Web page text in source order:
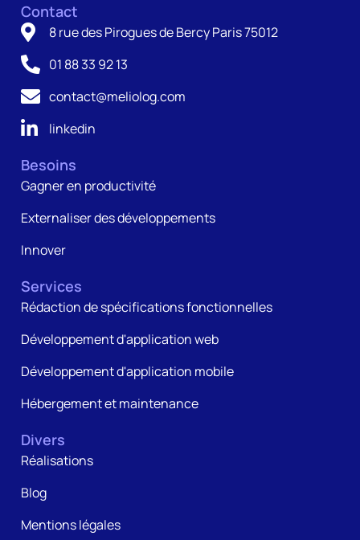
Contact
8 rue des Pirogues de Bercy Paris 75012
01 88 33 92 13
contact@meliolog.com
linkedin
Besoins
Gagner en productivité
Externaliser des développements
Innover
Services
Rédaction de spécifications fonctionnelles
Développement d'application web
Développement d'application mobile
Hébergement et maintenance
Divers
Réalisations
Blog
Mentions légales